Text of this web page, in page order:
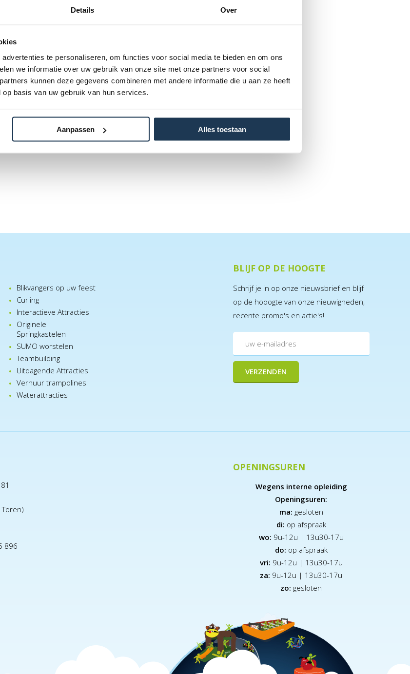
Details Over
te personaliseren, om functies voor social media te bieden en om ons
we informatie over uw gebruik van onze site met onze partners voor social
kunnen deze gegevens combineren met andere informatie die u aan ze heeft
basis van uw gebruik van hun services.
Aanpassen Alles toestaan
Blikvangers op uw feest
Curling
Interactieve Attracties
Originele
Springkastelen
SUMO worstelen
Teambuilding
Uitdagende Attracties
Verhuur trampolines
Waterattracties
BLIJF OP DE HOOGTE
Schrijf je in op onze nieuwsbrief en blijf
op de hooogte van onze nieuwigheden,
recente promo's en actie's!
896
OPENINGSUREN
Wegens interne opleiding
Openingsuren:
ma: gesloten
di: op afspraak
wo: 9u-12u | 13u30-17u
do: op afspraak
vri: 9u-12u | 13u30-17u
za: 9u-12u | 13u30-17u
zo: gesloten